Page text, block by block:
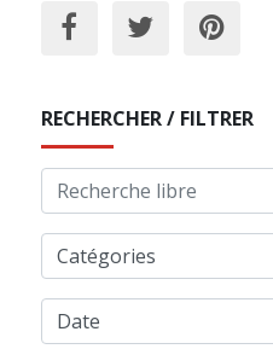
RECHERCHER / FILTRER